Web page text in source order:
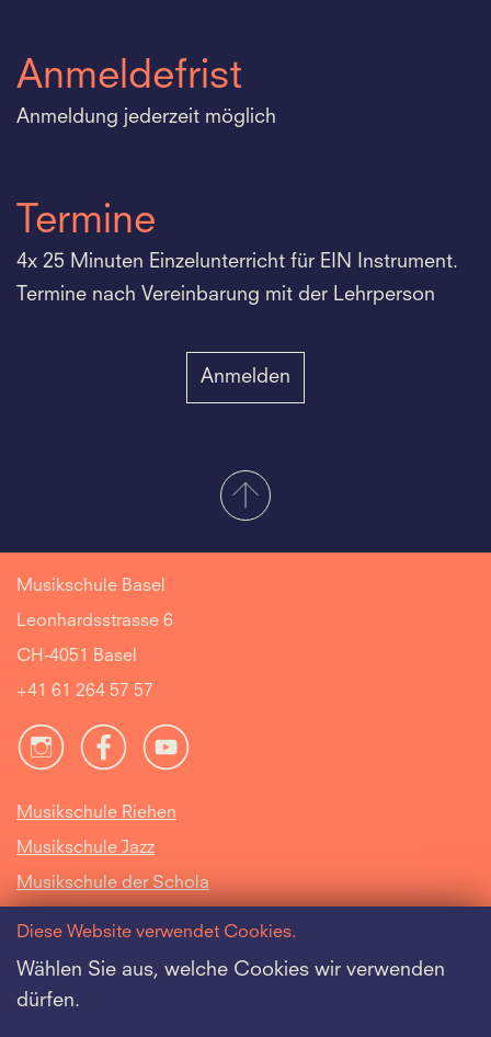
Anmeldefrist
Anmeldung jederzeit möglich
Termine
4x 25 Minuten Einzelunterricht für EIN Instrument.
Termine nach Vereinbarung mit der Lehrperson
Anmelden
Musikschule Basel
Leonhardsstrasse 6
CH-4051 Basel
+41 61 264 57 57
Musikschule Riehen
Musikschule Jazz
Musikschule der Schola
Intranet
Offene Stellen
Diese Website verwendet Cookies.
Wählen Sie aus, welche Cookies wir verwenden
dürfen.